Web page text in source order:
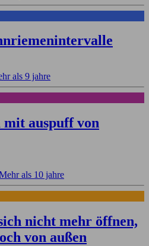
als 9 jahre
mit auspuff von
als 10 jahre
nicht mehr öffnen,
von außen